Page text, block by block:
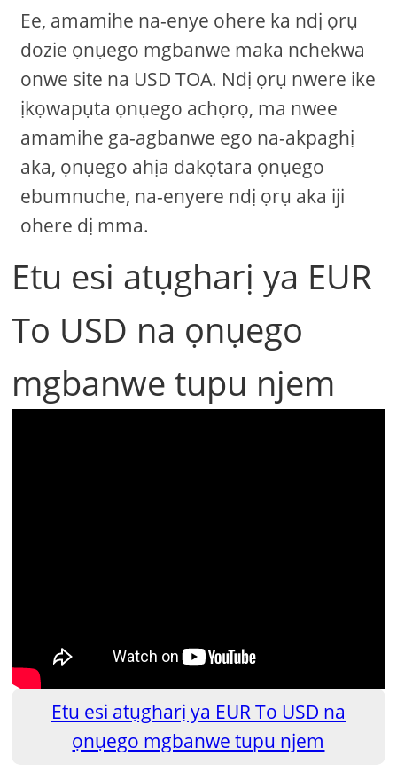
Ee, amamihe na-enye ohere ka ndị ọrụ
dozie ọnụego mgbanwe maka nchekwa
onwe site na USD TOA. Ndị ọrụ nwere ike
ịkọwapụta ọnụego achọrọ, ma nwee
amamihe ga-agbanwe ego na-akpaghị
aka, ọnụego ahịa dakọtara ọnụego
ebumnuche, na-enyere ndị ọrụ aka iji
ohere dị mma.
Etu esi atụgharị ya EUR
To USD na ọnụego
mgbanwe tupu njem
Etu esi atụgharị ya EUR To USD na
ọnụego mgbanwe tupu njem